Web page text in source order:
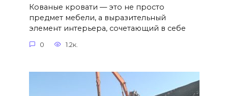
Кованые кровати — это не просто
предмет мебели, а выразительный
элемент интерьера, сочетающий в себе
0 1.2к.